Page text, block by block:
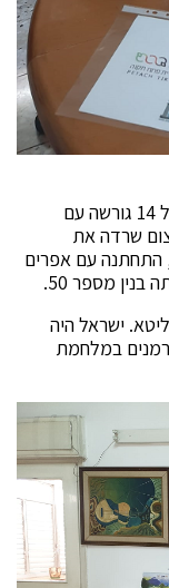
: ילידת הונגריה 9.6.1930. בגיל 14 גורשה עם
שרדה את
לישראל, התחתנה עם אפרים
מספר 50.
יליד 10.6.1926 ליטא. ישראל היה
במלחמת